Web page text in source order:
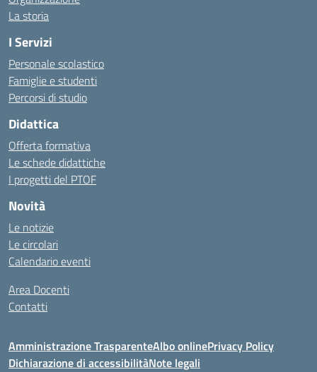
La storia
I Servizi
Personale scolastico
Famiglie e studenti
Percorsi di studio
Didattica
Offerta formativa
Le schede didattiche
I progetti del PTOF
Novità
Le notizie
Le circolari
Calendario eventi
Area Docenti
Contatti
Amministrazione TrasparenteAlbo onlinePrivacy Policy
Dichiarazione di accessibilitàNote legali